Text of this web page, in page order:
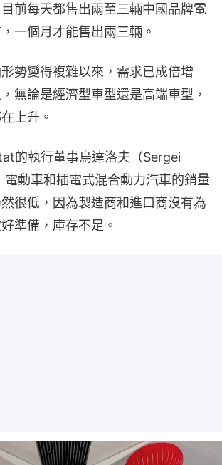
前每天都售出兩至三輛中國品牌電
一個月才能售出兩三輛。
勢變得複雜以來，需求已成倍增
無論是經濟型車型還是高端車型，
上升。
的執行董事烏達洛夫（Sergei
動車和插電式混合動力汽車的銷量
很低，因為製造商和進口商沒有為
準備，庫存不足。